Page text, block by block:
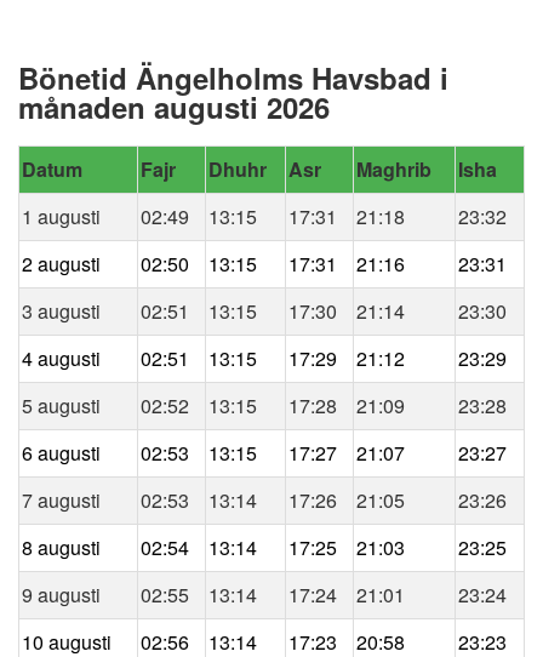
Bönetid Ängelholms Havsbad i
månaden augusti 2026
Datum Fajr Dhuhr Asr Maghrib
Isha
1 augusti
02:49 13:15 17:31 21:18
23:32
2 augusti
02:50 13:15 17:31 21:16
23:31
3 augusti
02:51 13:15 17:30 21:14
23:30
4 augusti
02:51 13:15 17:29 21:12
23:29
5 augusti
02:52 13:15 17:28 21:09
23:28
6 augusti
02:53 13:15 17:27 21:07
23:27
7 augusti
02:53 13:14 17:26 21:05
23:26
8 augusti
02:54 13:14 17:25 21:03
23:25
9 augusti
02:55 13:14 17:24 21:01
23:24
10 augusti
02:56 13:14 17:23 20:58
23:23